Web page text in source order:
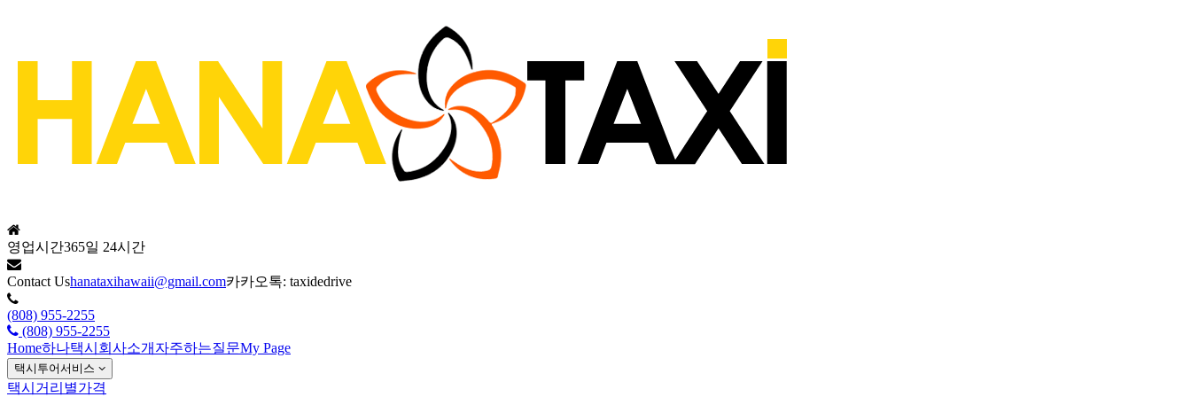
영업시간365일 24시간
Contact Ushanataxihawaii@gmail.com카카오톡: taxidedrive
(808) 955-2255
(808) 955-2255
Home하나택시회사소개 자주하는질문My Page
택시투어서비스
택시거리별가격